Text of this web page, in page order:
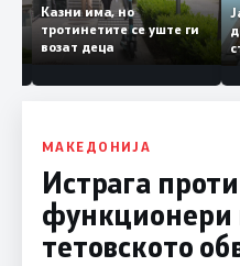
и
Казни има, но
тротинетите се уште ги
возат деца
МАКЕДОНИЈА
Истрага
функционери
тетовското